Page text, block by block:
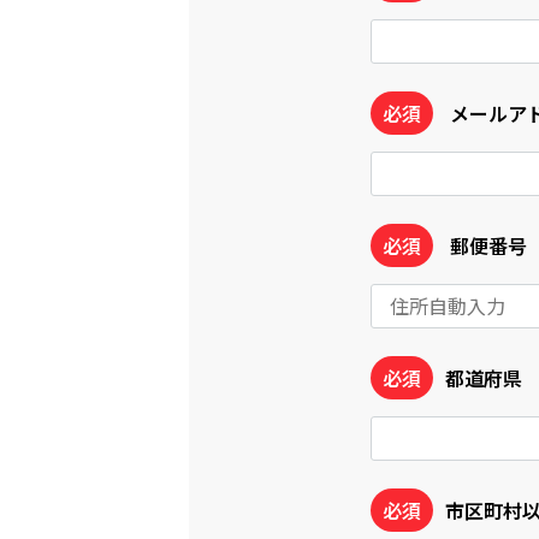
必須 メールア
必須 郵便番号
必須 都道府県
必須 市区町村